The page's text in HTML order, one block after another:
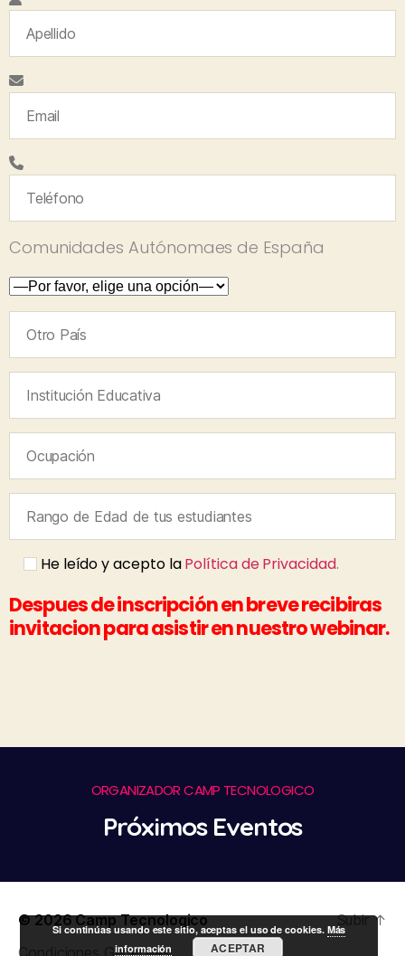
Comunidades Autónomaes de España
He leído y acepto laPolítica de Privacidad.
Despues de inscripción en breve recibiras
invitacion para asistir en nuestro webinar.
ORGANIZADOR CAMP TECNOLOGICO
Próximos Eventos
© 2026Camp Tecnologico
Subir↑
Si continúas usando este sitio, aceptas el uso de cookies. Más
información
ACEPTAR